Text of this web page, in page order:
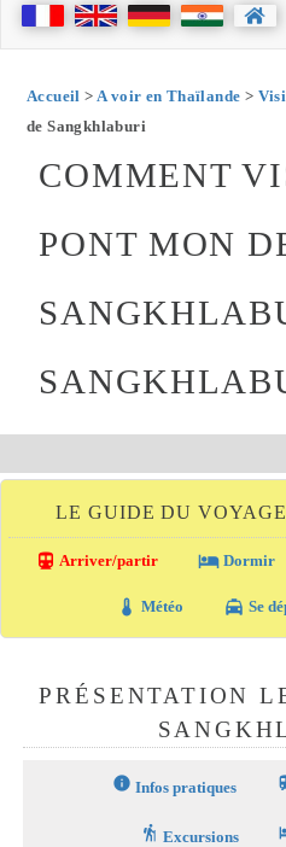
Accueil > A voir en Thaïlande >
de Sangkhlaburi
COMMENT
PONT MON
LE GUIDE DU
directions_transit Arriver/partir local_hotel Dormir
thermostat Météo local_taxi Se
PRÉSENTATION
info Infos pratiques
hiking Excursions